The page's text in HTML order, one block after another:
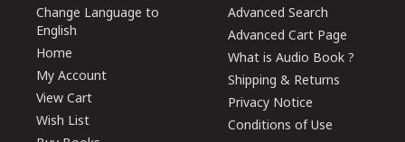
Change Language to
English
Home
My Account
View Cart
Wish List
Advanced Search
Advanced Cart Page
What is Audio Book ?
Shipping & Returns
Privacy Notice
Conditions of Use